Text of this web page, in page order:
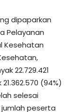
dipaparkan
Pelayanan
Kesehatan
22.729.421
(94%)
selesai
peserta